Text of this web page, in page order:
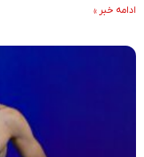
ادامه خبر »